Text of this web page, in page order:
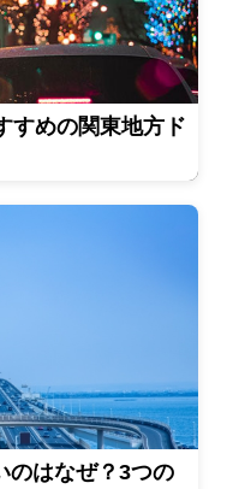
すめの関東地方ド
のはなぜ？3つの